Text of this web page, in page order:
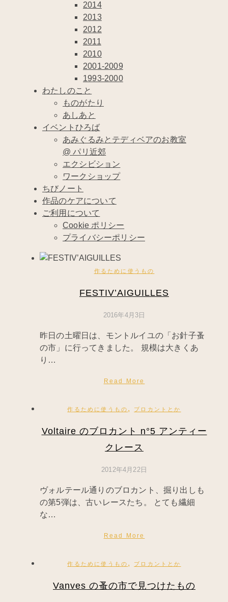
2014
2013
2012
2011
2010
2001-2009
1993-2000
わたしのこと
ものがたり
あしあと
イベントひろば
あみぐるみとテディベアのお教室
@ パリ近郊
エクシビション
ワークショップ
ちびノート
作品のケアについて
ご利用について
Cookie ポリシー
プライバシーポリシー
作るために使うもの
FESTIV’AIGUILLES
2016年4月3日
昨日の土曜日は、モントルイユの「お針子蚤
の市」に行ってきました。 規模は大きくあ
り…
Read More
作るために使うもの , ブロカントとか
Voltaire のブロカント n°5 アンティー
クレース
2012年4月22日
ヴォルテール通りのブロカント、掘り出しも
の第5弾は、古いレースたち。 とても繊細
な…
Read More
作るために使うもの , ブロカントとか
Vanves の蚤の市で見つけたもの